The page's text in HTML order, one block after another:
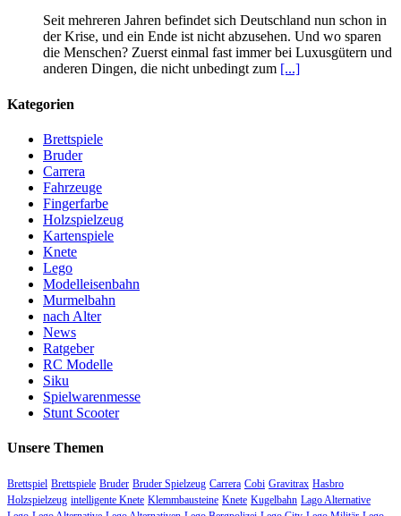
Seit mehreren Jahren befindet sich Deutschland nun schon in
der Krise, und ein Ende ist nicht abzusehen. Und wo sparen
die Menschen? Zuerst einmal fast immer bei Luxusgütern und
anderen Dingen, die nicht unbedingt zum [...]
Kategorien
Brettspiele
Bruder
Carrera
Fahrzeuge
Fingerfarbe
Holzspielzeug
Kartenspiele
Knete
Lego
Modelleisenbahn
Murmelbahn
nach Alter
News
Ratgeber
RC Modelle
Siku
Spielwarenmesse
Stunt Scooter
Unsere Themen
Brettspiel Brettspiele Bruder Bruder Spielzeug Carrera Cobi Gravitrax Hasbro
Holzspielzeug intelligente Knete Klemmbausteine Knete Kugelbahn Lago Alternative